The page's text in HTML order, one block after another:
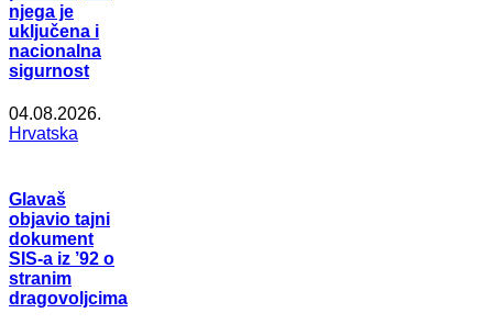
njega je
uključena i
nacionalna
sigurnost
04.08.2026.
Hrvatska
Glavaš
objavio tajni
dokument
SIS-a iz ’92 o
stranim
dragovoljcima